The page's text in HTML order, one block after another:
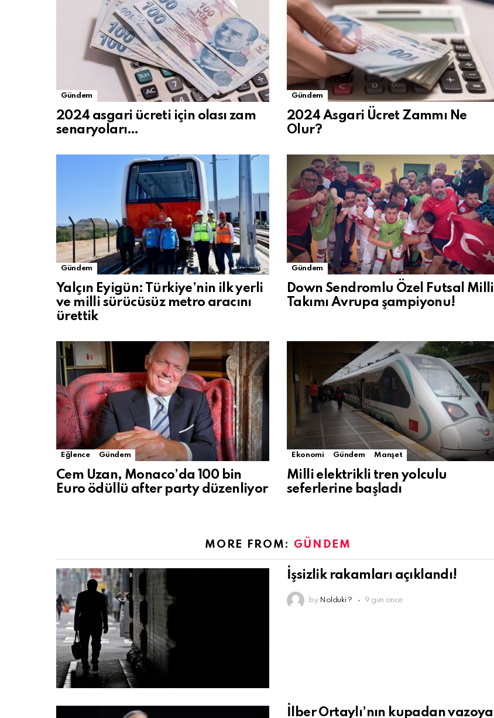
Gündem
2024 asgari ücreti için olası zam
senaryoları…
Gündem
2024 Asgari Ücret Zammı Ne
Olur?
Gündem
Yalçın Eyigün: Türkiye’nin ilk yerli
ve milli sürücüsüz metro aracını
ürettik
Gündem
Down Sendromlu Özel Futsal Milli
Takımı Avrupa şampiyonu!
Eğlence Gündem
Cem Uzan, Monaco’da 100 bin
Euro ödüllü after party düzenliyor
Ekonomi Gündem Manşet
Milli elektrikli tren yolculu
seferlerine başladı
MORE FROM: GÜNDEM
İşsizlik rakamları açıklandı!
by Nolduki ? 9 gün önce
İlber Ortaylı’nın kupadan vazoya